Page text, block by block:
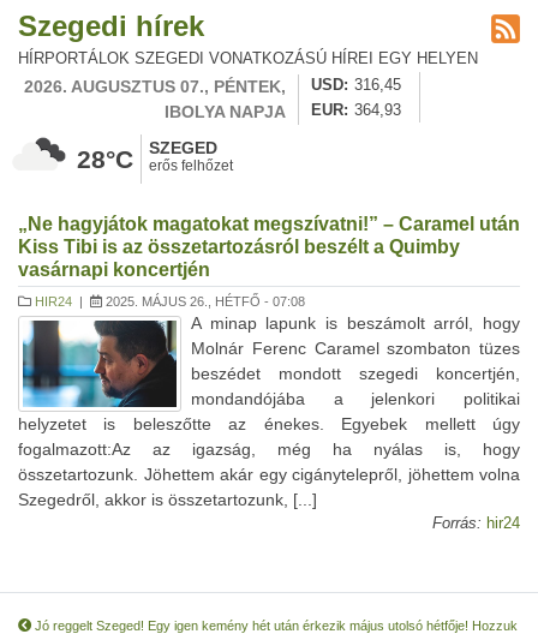
Szegedi hírek
HÍRPORTÁLOK SZEGEDI VONATKOZÁSÚ HÍREI EGY HELYEN
2026. AUGUSZTUS 07., PÉNTEK,
IBOLYA NAPJA
USD
316,45
EUR
364,93
28°C SZEGED
erős felhőzet
„Ne hagyjátok magatokat megszívatni!” – Caramel után
Kiss Tibi is az összetartozásról beszélt a Quimby
vasárnapi koncertjén
HIR24 | 2025. MÁJUS 26., HÉTFŐ - 07:08
A minap lapunk is beszámolt arról, hogy
Molnár Ferenc Caramel szombaton tüzes
beszédet mondott szegedi koncertjén,
mondandójába a jelenkori politikai
helyzetet is beleszőtte az énekes. Egyebek mellett úgy
fogalmazott:Az az igazság, még ha nyálas is, hogy
összetartozunk. Jöhettem akár egy cigánytelepről, jöhettem volna
Szegedről, akkor is összetartozunk, [...]
Forrás: hir24
Jó reggelt Szeged! Egy igen kemény hét után érkezik május utolsó hétfője! Hozzuk